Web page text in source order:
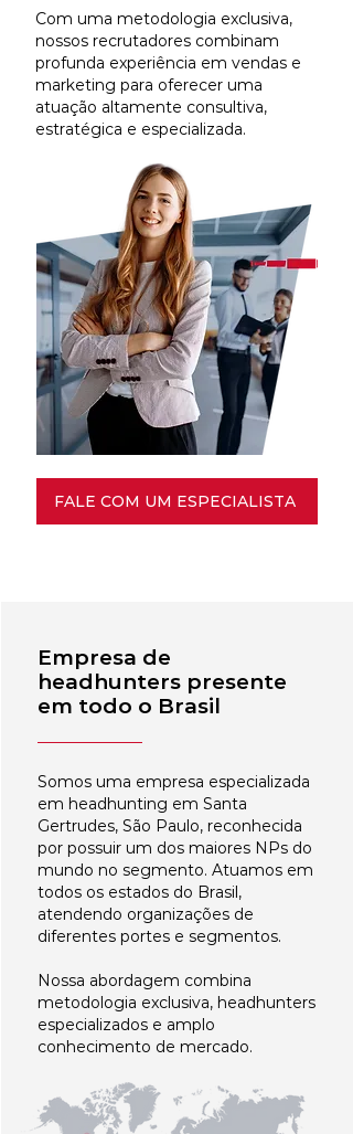
Com uma metodologia exclusiva,
nossos recrutadores combinam
profunda experiência em vendas e
marketing para oferecer uma
atuação altamente consultiva,
estratégica e especializada.
FALE COM UM ESPECIALISTA
Empresa de
headhunters presente
em todo o Brasil
Somos uma empresa especializada
em headhunting em Santa
Gertrudes, São Paulo, reconhecida
por possuir um dos maiores NPs do
mundo no segmento. Atuamos em
todos os estados do Brasil,
atendendo organizações de
diferentes portes e segmentos.
Nossa abordagem combina
metodologia exclusiva, headhunters
especializados e amplo
conhecimento de mercado.